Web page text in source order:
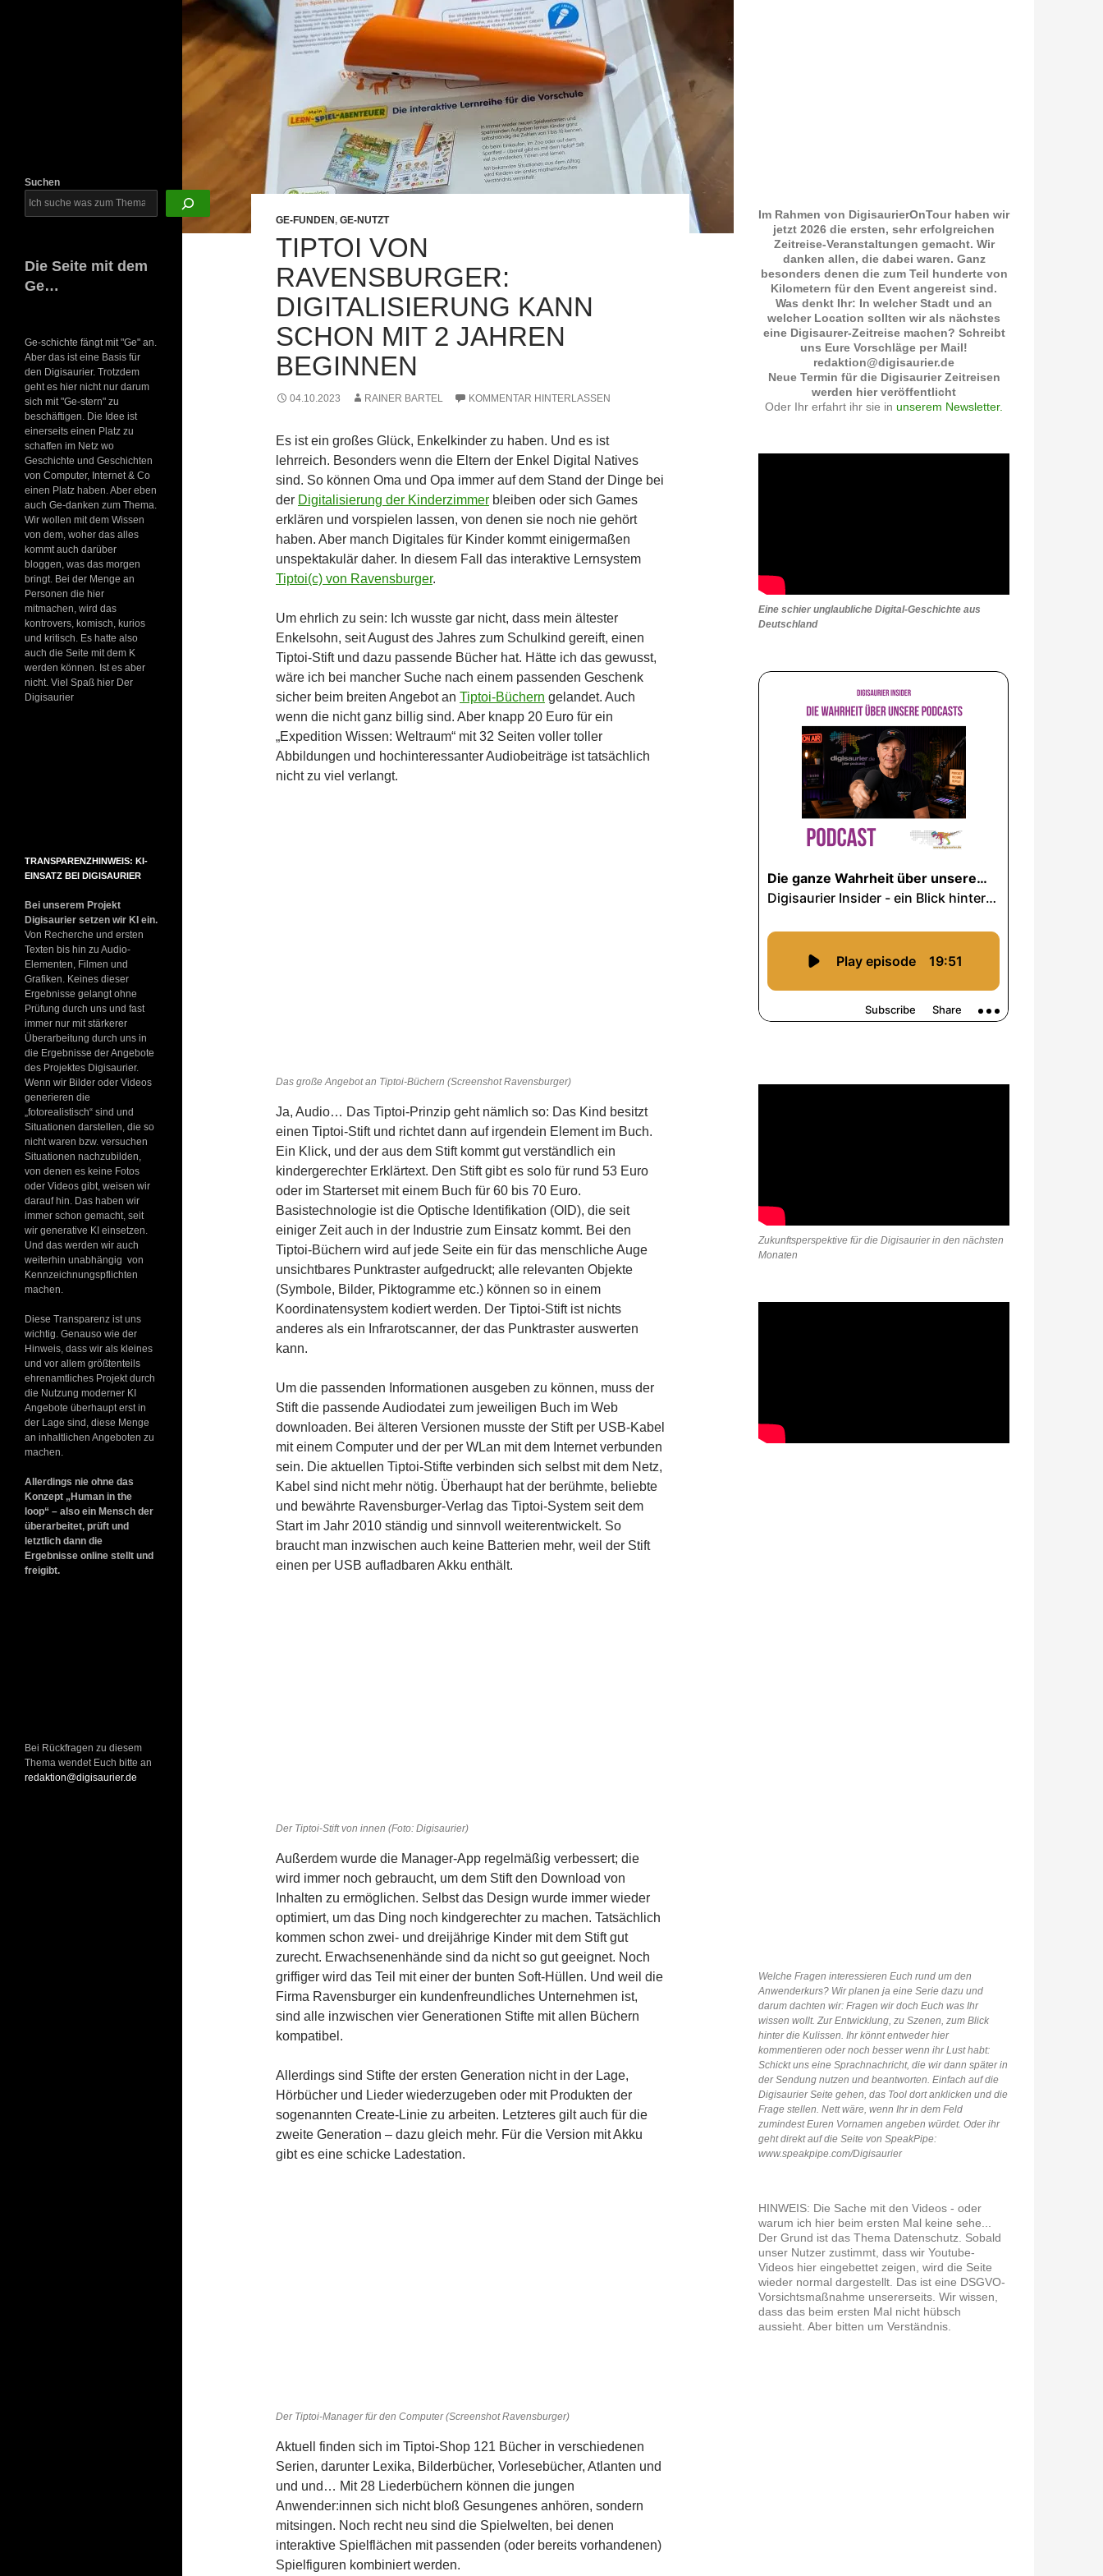
GE-FUNDEN , GE-NUTZT
TIPTOI VON
RAVENSBURGER:
DIGITALISIERUNG KANN
SCHON MIT 2 JAHREN
BEGINNEN
04.10.2023 RAINER BARTEL KOMMENTAR HINTERLASSEN
Es ist ein großes Glück, Enkelkinder zu haben. Und es ist
lehrreich. Besonders wenn die Eltern der Enkel Digital Natives
sind. So können Oma und Opa immer auf dem Stand der Dinge bei
der Digitalisierung der Kinderzimmer bleiben oder sich Games
erklären und vorspielen lassen, von denen sie noch nie gehört
haben. Aber manch Digitales für Kinder kommt einigermaßen
unspektakulär daher. In diesem Fall das interaktive Lernsystem
Tiptoi(c) von Ravensburger.
Um ehrlich zu sein: Ich wusste gar nicht, dass mein ältester
Enkelsohn, seit August des Jahres zum Schulkind gereift, einen
Tiptoi-Stift und dazu passende Bücher hat. Hätte ich das gewusst,
wäre ich bei mancher Suche nach einem passenden Geschenk
sicher beim breiten Angebot an Tiptoi-Büchern gelandet. Auch
wenn die nicht ganz billig sind. Aber knapp 20 Euro für ein
„Expedition Wissen: Weltraum“ mit 32 Seiten voller toller
Abbildungen und hochinteressanter Audiobeiträge ist tatsächlich
nicht zu viel verlangt.
Das große Angebot an Tiptoi-Büchern (Screenshot Ravensburger)
Ja, Audio… Das Tiptoi-Prinzip geht nämlich so: Das Kind besitzt
einen Tiptoi-Stift und richtet dann auf irgendein Element im Buch.
Ein Klick, und der aus dem Stift kommt gut verständlich ein
kindergerechter Erklärtext. Den Stift gibt es solo für rund 53 Euro
oder im Starterset mit einem Buch für 60 bis 70 Euro.
Basistechnologie ist die Optische Identifikation (OID), die seit
einiger Zeit auch in der Industrie zum Einsatz kommt. Bei den
Tiptoi-Büchern wird auf jede Seite ein für das menschliche Auge
unsichtbares Punktraster aufgedruckt; alle relevanten Objekte
(Symbole, Bilder, Piktogramme etc.) können so in einem
Koordinatensystem kodiert werden. Der Tiptoi-Stift ist nichts
anderes als ein Infrarotscanner, der das Punktraster auswerten
kann.
Um die passenden Informationen ausgeben zu können, muss der
Stift die passende Audiodatei zum jeweiligen Buch im Web
downloaden. Bei älteren Versionen musste der Stift per USB-Kabel
mit einem Computer und der per WLan mit dem Internet verbunden
sein. Die aktuellen Tiptoi-Stifte verbinden sich selbst mit dem Netz,
Kabel sind nicht mehr nötig. Überhaupt hat der berühmte, beliebte
und bewährte Ravensburger-Verlag das Tiptoi-System seit dem
Start im Jahr 2010 ständig und sinnvoll weiterentwickelt. So
braucht man inzwischen auch keine Batterien mehr, weil der Stift
einen per USB aufladbaren Akku enthält.
Der Tiptoi-Stift von innen (Foto: Digisaurier)
Außerdem wurde die Manager-App regelmäßig verbessert; die
wird immer noch gebraucht, um dem Stift den Download von
Inhalten zu ermöglichen. Selbst das Design wurde immer wieder
optimiert, um das Ding noch kindgerechter zu machen. Tatsächlich
kommen schon zwei- und dreijährige Kinder mit dem Stift gut
zurecht. Erwachsenenhände sind da nicht so gut geeignet. Noch
griffiger wird das Teil mit einer der bunten Soft-Hüllen. Und weil die
Firma Ravensburger ein kundenfreundliches Unternehmen ist,
sind alle inzwischen vier Generationen Stifte mit allen Büchern
kompatibel.
Allerdings sind Stifte der ersten Generation nicht in der Lage,
Hörbücher und Lieder wiederzugeben oder mit Produkten der
sogenannten Create-Linie zu arbeiten. Letzteres gilt auch für die
zweite Generation – dazu gleich mehr. Für die Version mit Akku
gibt es eine schicke Ladestation.
Der Tiptoi-Manager für den Computer (Screenshot Ravensburger)
Aktuell finden sich im Tiptoi-Shop 121 Bücher in verschiedenen
Serien, darunter Lexika, Bilderbücher, Vorlesebücher, Atlanten und
und und… Mit 28 Liederbüchern können die jungen
Anwender:innen sich nicht bloß Gesungenes anhören, sondern
mitsingen. Noch recht neu sind die Spielwelten, bei denen
interaktive Spielflächen mit passenden (oder bereits vorhandenen)
Spielfiguren kombiniert werden.
Im Rahmen von DigisaurierOnTour haben wir
jetzt 2026 die ersten, sehr erfolgreichen
Zeitreise-Veranstaltungen gemacht. Wir
danken allen, die dabei waren. Ganz
besonders denen die zum Teil hunderte von
Kilometern für den Event angereist sind.
Was denkt Ihr: In welcher Stadt und an
welcher Location sollten wir als nächstes
eine Digisaurer-Zeitreise machen? Schreibt
uns Eure Vorschläge per Mail!
redaktion@digisaurier.de
Neue Termin für die Digisaurier Zeitreisen
werden hier veröffentlicht
Oder Ihr erfahrt ihr sie in unserem Newsletter.
Eine schier unglaubliche Digital-Geschichte aus
Deutschland
Zukunftsperspektive für die Digisaurier in den nächsten
Monaten
Welche Fragen interessieren Euch rund um den
Anwenderkurs? Wir planen ja eine Serie dazu und
darum dachten wir: Fragen wir doch Euch was Ihr
wissen wollt. Zur Entwicklung, zu Szenen, zum Blick
hinter die Kulissen. Ihr könnt entweder hier
kommentieren oder noch besser wenn ihr Lust habt:
Schickt uns eine Sprachnachricht, die wir dann später in
der Sendung nutzen und beantworten. Einfach auf die
Digisaurier Seite gehen, das Tool dort anklicken und die
Frage stellen. Nett wäre, wenn Ihr in dem Feld
zumindest Euren Vornamen angeben würdet. Oder ihr
geht direkt auf die Seite von SpeakPipe:
www.speakpipe.com/Digisaurier
HINWEIS: Die Sache mit den Videos - oder
warum ich hier beim ersten Mal keine sehe...
Der Grund ist das Thema Datenschutz. Sobald
unser Nutzer zustimmt, dass wir Youtube-
Videos hier eingebettet zeigen, wird die Seite
wieder normal dargestellt. Das ist eine DSGVO-
Vorsichtsmaßnahme unsererseits. Wir wissen,
dass das beim ersten Mal nicht hübsch
aussieht. Aber bitten um Verständnis.
Suchen
Die Seite mit dem
Ge…
Ge-schichte fängt mit "Ge" an.
Aber das ist eine Basis für
den Digisaurier. Trotzdem
geht es hier nicht nur darum
sich mit "Ge-stern" zu
beschäftigen. Die Idee ist
einerseits einen Platz zu
schaffen im Netz wo
Geschichte und Geschichten
von Computer, Internet & Co
einen Platz haben. Aber eben
auch Ge-danken zum Thema.
Wir wollen mit dem Wissen
von dem, woher das alles
kommt auch darüber
bloggen, was das morgen
bringt. Bei der Menge an
Personen die hier
mitmachen, wird das
kontrovers, komisch, kurios
und kritisch. Es hatte also
auch die Seite mit dem K
werden können. Ist es aber
nicht. Viel Spaß hier Der
Digisaurier
TRANSPARENZHINWEIS: KI-
EINSATZ BEI DIGISAURIER
Bei unserem Projekt
Digisaurier setzen wir KI ein.
Von Recherche und ersten
Texten bis hin zu Audio-
Elementen, Filmen und
Grafiken. Keines dieser
Ergebnisse gelangt ohne
Prüfung durch uns und fast
immer nur mit stärkerer
Überarbeitung durch uns in
die Ergebnisse der Angebote
des Projektes Digisaurier.
Wenn wir Bilder oder Videos
generieren die
„fotorealistisch“ sind und
Situationen darstellen, die so
nicht waren bzw. versuchen
Situationen nachzubilden,
von denen es keine Fotos
oder Videos gibt, weisen wir
darauf hin. Das haben wir
immer schon gemacht, seit
wir generative KI einsetzen.
Und das werden wir auch
weiterhin unabhängig von
Kennzeichnungspflichten
machen.
Diese Transparenz ist uns
wichtig. Genauso wie der
Hinweis, dass wir als kleines
und vor allem größtenteils
ehrenamtliches Projekt durch
die Nutzung moderner KI
Angebote überhaupt erst in
der Lage sind, diese Menge
an inhaltlichen Angeboten zu
machen.
Allerdings nie ohne das
Konzept „Human in the
loop“ – also ein Mensch der
überarbeitet, prüft und
letztlich dann die
Ergebnisse online stellt und
freigibt.
Bei Rückfragen zu diesem
Thema wendet Euch bitte an
redaktion@digisaurier.de